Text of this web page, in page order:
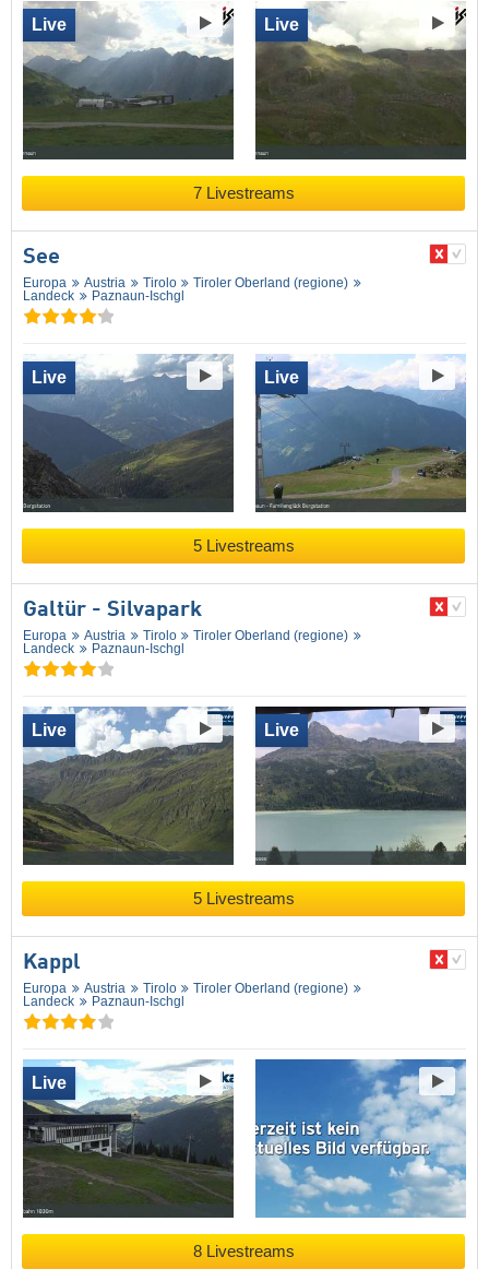
Live Live
7 Livestreams
See
Europa Austria Tirolo
Tiroler Oberland (regione)
Landeck
Paznaun-Ischgl
Live Live
5 Livestreams
Galtür - Silvapark
Europa Austria Tirolo
Tiroler Oberland (regione)
Landeck
Paznaun-Ischgl
Live Live
5 Livestreams
Kappl
Europa Austria Tirolo
Tiroler Oberland (regione)
Landeck
Paznaun-Ischgl
Live
8 Livestreams